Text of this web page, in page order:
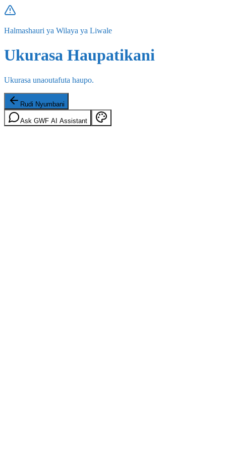
Halmashauri ya Wilaya ya Liwale
Ukurasa Haupatikani
Ukurasa unaoutafuta haupo.
Rudi Nyumbani
Ask GWF AI Assistant